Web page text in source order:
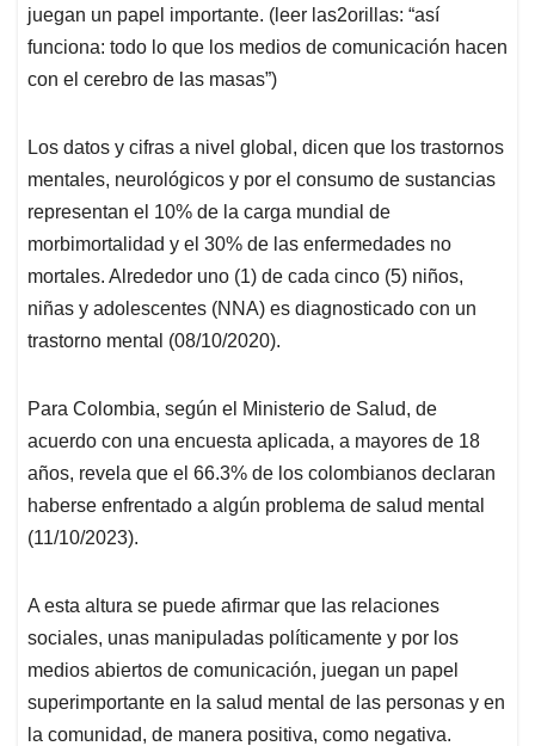
juegan un papel importante. (leer las2orillas: “así
funciona: todo lo que los medios de comunicación hacen
con el cerebro de las masas”)
Los datos y cifras a nivel global, dicen que los trastornos
mentales, neurológicos y por el consumo de sustancias
representan el 10% de la carga mundial de
morbimortalidad y el 30% de las enfermedades no
mortales. Alrededor uno (1) de cada cinco (5) niños,
niñas y adolescentes (NNA) es diagnosticado con un
trastorno mental (08/10/2020).
Para Colombia, según el Ministerio de Salud, de
acuerdo con una encuesta aplicada, a mayores de 18
años, revela que el 66.3% de los colombianos declaran
haberse enfrentado a algún problema de salud mental
(11/10/2023).
A esta altura se puede afirmar que las relaciones
sociales, unas manipuladas políticamente y por los
medios abiertos de comunicación, juegan un papel
superimportante en la salud mental de las personas y en
la comunidad, de manera positiva, como negativa.